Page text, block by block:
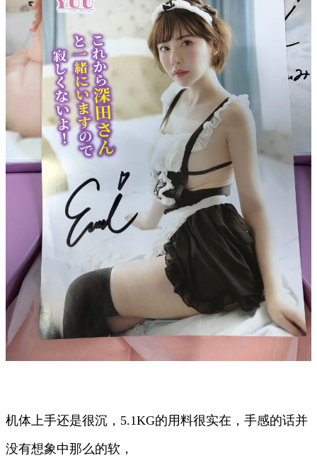
机体上手还是很沉，5.1KG的用料很实在，手感的话并
没有想象中那么的软，